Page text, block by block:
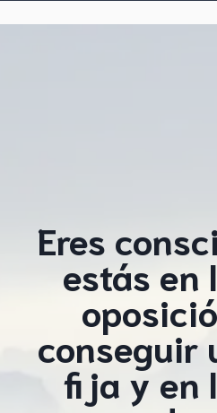
Eres
estás en
conseguir
fija y en